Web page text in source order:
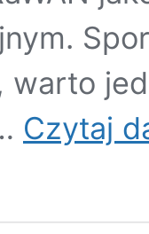
warto
Czytaj